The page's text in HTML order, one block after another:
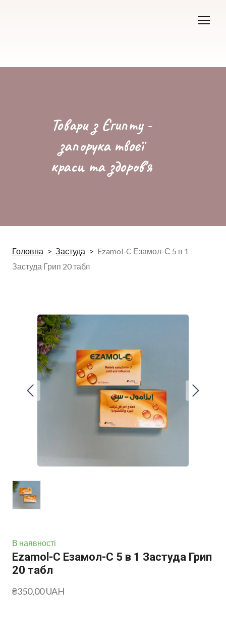
Товари з Єгипту -
запорука твоєї
краси та здоров'я
Головна Застуда
Ezamol-C Езамол-С 5 в 1
Застуда Грип 20 табл
В наявності
Ezamol-C Езамол-С 5 в 1 Застуда Грип
20 табл
₴350,00 UAH